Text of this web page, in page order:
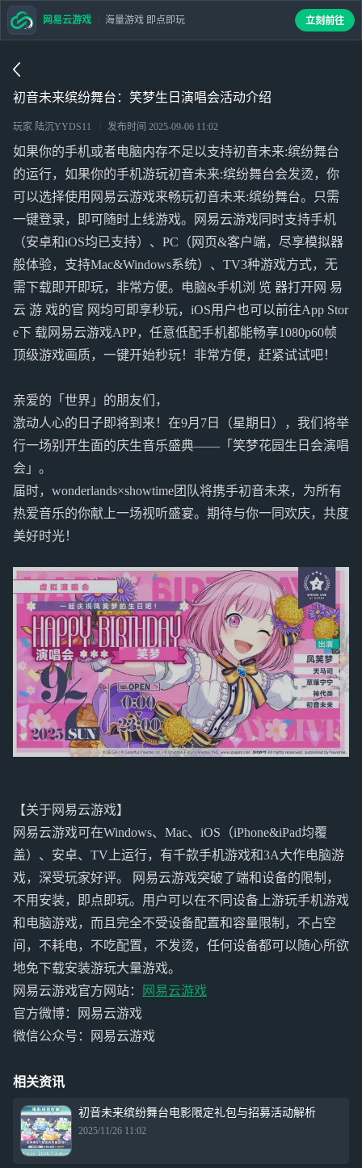
初音未来缤纷舞台：笑梦生日演唱会活动介绍
玩家 陆沉YYDS11 发布时间 2025-09-06 11:02
如果你的手机或者电脑内存不足以支持初音未来:缤纷舞台
的运行，如果你的手机游玩初音未来:缤纷舞台会发烫，你
可以选择使用网易云游戏来畅玩初音未来:缤纷舞台。只需
一键登录，即可随时上线游戏。网易云游戏同时支持手机
（安卓和iOS均已支持）、PC（网页&客户端，尽享模拟器
般体验，支持Mac&Windows系统）、TV3种游戏方式，无
需下载即开即玩，非常方便。电脑&手机浏 览 器打开网 易
云 游 戏的官 网均可即享秒玩，iOS用户也可以前往App Stor
e下 载网易云游戏APP，任意低配手机都能畅享1080p60帧
顶级游戏画质，一键开始秒玩！非常方便，赶紧试试吧！
亲爱的「世界」的朋友们，
激动人心的日子即将到来！在9月7日（星期日），我们将举
行一场别开生面的庆生音乐盛典——「笑梦花园生日会演唱
会」。
届时，wonderlands×showtime团队将携手初音未来，为所有
热爱音乐的你献上一场视听盛宴。期待与你一同欢庆，共度
美好时光！
【关于网易云游戏】
网易云游戏可在Windows、Mac、iOS（iPhone&iPad均覆
盖）、安卓、TV上运行，有千款手机游戏和3A大作电脑游
戏，深受玩家好评。 网易云游戏突破了端和设备的限制，
不用安装，即点即玩。用户可以在不同设备上游玩手机游戏
和电脑游戏，而且完全不受设备配置和容量限制，不占空
间，不耗电，不吃配置，不发烫，任何设备都可以随心所欲
地免下载安装游玩大量游戏。
网易云游戏官方网站：
网易云游戏
官方微博：网易云游戏
微信公众号：网易云游戏
相关资讯
初音未来缤纷舞台电影限定礼包与招募活动解析
2025/11/26 11:02
网易云游戏 海量游戏 即点即玩 立刻前往